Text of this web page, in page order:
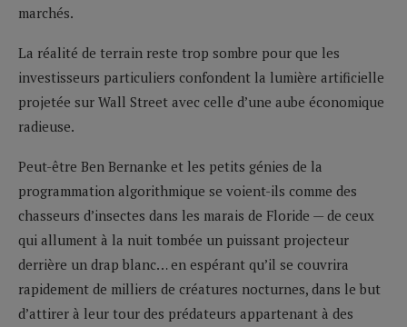
marchés.
La réalité de terrain reste trop sombre pour que les
investisseurs particuliers confondent la lumière artificielle
projetée sur Wall Street avec celle d’une aube économique
radieuse.
Peut-être Ben Bernanke et les petits génies de la
programmation algorithmique se voient-ils comme des
chasseurs d’insectes dans les marais de Floride — de ceux
qui allument à la nuit tombée un puissant projecteur
derrière un drap blanc… en espérant qu’il se couvrira
rapidement de milliers de créatures nocturnes, dans le but
d’attirer à leur tour des prédateurs appartenant à des